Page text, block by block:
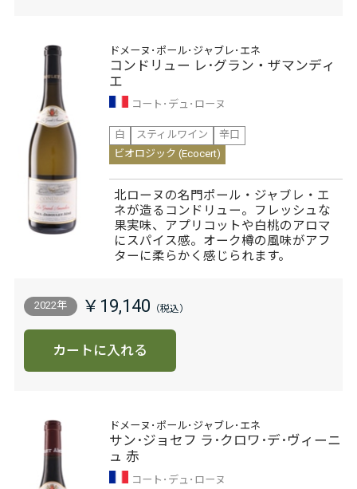
ドメーヌ･ポール･ジャブレ･エネ
コンドリュー レ･グラン・ザマンディ
エ
コート･デュ･ローヌ
白
スティルワイン
辛口
ビオロジック (Ecocert)
北ローヌの名門ポール・ジャブレ・エ
ネが造るコンドリュー。フレッシュな
果実味、アプリコットや白桃のアロマ
にスパイス感。オーク樽の風味がアフ
ターに柔らかく感じられます。
2022年 ￥19,140
カートに入れる
ドメーヌ･ポール･ジャブレ･エネ
サン･ジョセフ ラ･クロワ･デ･ヴィーニ
ュ 赤
コート･デュ･ローヌ